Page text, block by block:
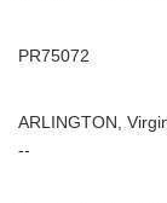
PR75072
ARLINGTON,
--